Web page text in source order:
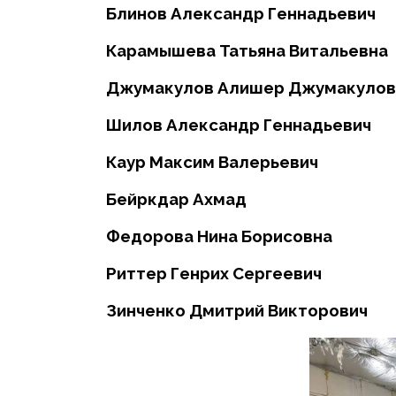
Блинов Александр Геннадьевич
Карамышева Татьяна Витальевна
Джумакулов Алишер
Шилов Александр Геннадьевич
Каур Максим Валерьевич
Бейркдар Ахмад
Федорова Нина Борисовна
Риттер Генрих Сергеевич
Зинченко Дмитрий Викторович